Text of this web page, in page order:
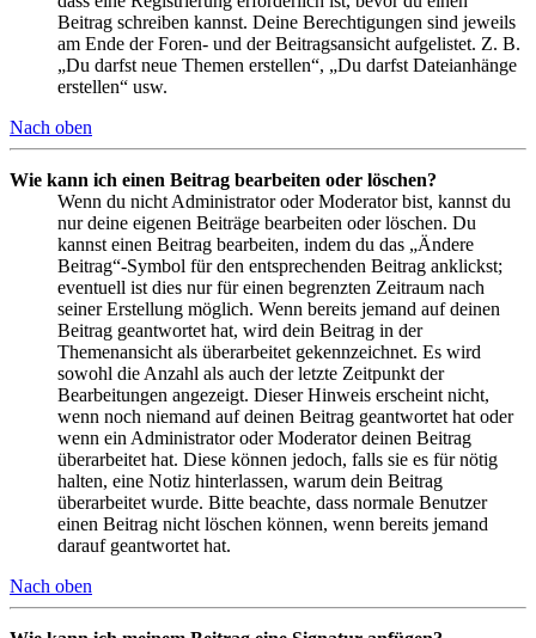
Beitrag schreiben kannst. Deine Berechtigungen sind jeweils
am Ende der Foren- und der Beitragsansicht aufgelistet. Z. B.
„Du darfst neue Themen erstellen“, „Du darfst Dateianhänge
erstellen“ usw.
Nach oben
Wie kann ich einen Beitrag bearbeiten oder löschen?
Wenn du nicht Administrator oder Moderator bist, kannst du
nur deine eigenen Beiträge bearbeiten oder löschen. Du
kannst einen Beitrag bearbeiten, indem du das „Ändere
Beitrag“-Symbol für den entsprechenden Beitrag anklickst;
eventuell ist dies nur für einen begrenzten Zeitraum nach
seiner Erstellung möglich. Wenn bereits jemand auf deinen
Beitrag geantwortet hat, wird dein Beitrag in der
Themenansicht als überarbeitet gekennzeichnet. Es wird
sowohl die Anzahl als auch der letzte Zeitpunkt der
Bearbeitungen angezeigt. Dieser Hinweis erscheint nicht,
wenn noch niemand auf deinen Beitrag geantwortet hat oder
wenn ein Administrator oder Moderator deinen Beitrag
überarbeitet hat. Diese können jedoch, falls sie es für nötig
halten, eine Notiz hinterlassen, warum dein Beitrag
überarbeitet wurde. Bitte beachte, dass normale Benutzer
einen Beitrag nicht löschen können, wenn bereits jemand
darauf geantwortet hat.
Nach oben